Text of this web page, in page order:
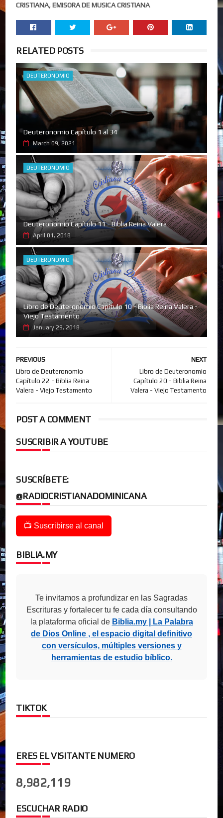
CRISTIANA, EMISORA DE MUSICA CRISTIANA
RELATED POSTS
DEUTERONOMIO
Deuteronomio Capítulo 1 al 34
March 09, 2021
DEUTERONOMIO
Deuteronomio Capítulo 11 - Biblia Reina Valera
April 01, 2018
DEUTERONOMIO
Libro de Deuteronomio Capítulo 10 - Biblia Reina Valera -
Viejo Testamento
January 29, 2018
NEXT
Libro de Deuteronomio
Capítulo 20 - Biblia Reina
Valera - Viejo Testamento
PREVIOUS
Libro de Deuteronomio
Capítulo 22 - Biblia Reina
Valera - Viejo Testamento
POST A COMMENT
SUSCRIBIR A YOUTUBE
SUSCRÍBETE:
@RADIOCRISTIANADOMINICANA
📺 Suscribirse al canal
BIBLIA.MY
Te invitamos a profundizar en las Sagradas
Escrituras y fortalecer tu fe cada día consultando
la plataforma oficial de Biblia.my | La Palabra
de Dios Online , el espacio digital definitivo
con versículos, múltiples versiones y
herramientas de estudio bíblico.
TIKTOK
ERES EL VISITANTE NUMERO
8,982,119
ESCUCHAR RADIO